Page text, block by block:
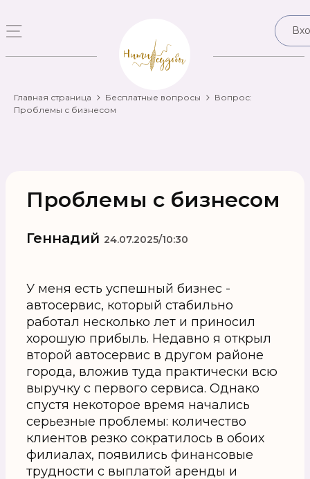
Главная страница Бесплатные вопросы
Вопрос:
Проблемы с бизнесом
Проблемы с бизнесом
Геннадий 24.07.2025/10:30
У меня есть успешный бизнес -
автосервис, который стабильно
работал несколько лет и приносил
хорошую прибыль. Недавно я открыл
второй автосервис в другом районе
города, вложив туда практически всю
выручку с первого сервиса. Однако
спустя некоторое время начались
серьезные проблемы: количество
клиентов резко сократилось в обоих
филиалах, появились финансовые
трудности с выплатой аренды и